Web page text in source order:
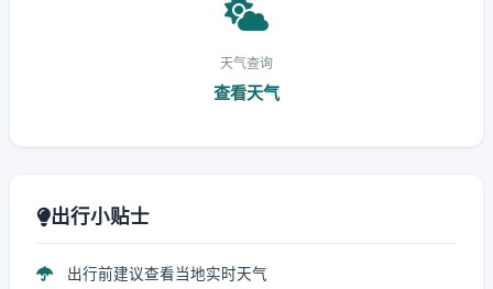
天气查询
查看天气
出行小贴士
出行前建议查看当地实时天气